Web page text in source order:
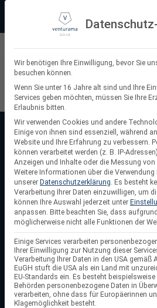
springen
+49 (0) 64 64 37 19 5 - 0
Suchen
nach:
Startseite/Solar Wechselrichter
Solar Wechselrichter
Das Herzstück jederPV-Anlage
denn er wandelt den erzeugten
Haushaltsstrom um. Ob für
oder Balkonkraftwerke – hier
Netzwechselrichter, Hybrid-
Lösungen für eine zuverlässige
Energieversorgung. Maximiere
optimiere deine Solarstromnutzung
Wechselrichter-Technologie.
Wir benötigen Ihre Einwilligung, bevor Sie
besuchen können.
Wenn Sie unter 16 Jahre alt sind und Ihre
Services geben möchten, müssen Sie Ihre
Erlaubnis bitten.
Wir verwenden Cookies und andere
Einige von ihnen sind essenziell, während
Website und Ihre Erfahrung zu verbessern.
können verarbeitet werden (z. B. IP-
Anzeigen und Inhalte oder die Messung
Weitere Informationen über die Verwendung
unserer Datenschutzerklärung. Es besteht
Verarbeitung Ihrer Daten einzuwilligen, um
können Ihre Auswahl jederzeit unter
anpassen. Bitte beachten Sie, dass
möglicherweise nicht alle Funktionen der
Einige Services verarbeiten
Ihrer Einwilligung zur Nutzung dieser
Verarbeitung Ihrer Daten in den USA gemäß
EuGH stuft die USA als ein Land mit
EU-Standards ein. Es besteht
Behörden personenbezogene Daten in
verarbeiten, ohne dass für Europäerinnen
Klagemöglichkeit besteht.